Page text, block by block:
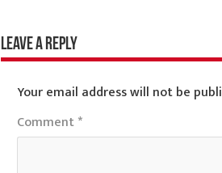
Leave a Reply
Your email address will not be
Comment*